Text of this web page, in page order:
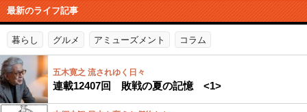
最新のライフ記事
暮らし グルメ アミューズメント コラム
五木寛之 流されゆく日々
連載12407回 敗戦の夏の記憶 <1>